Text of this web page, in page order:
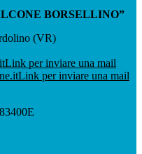
BORSELLINO”
(VR)
Link per inviare una mail
Link per inviare una mail